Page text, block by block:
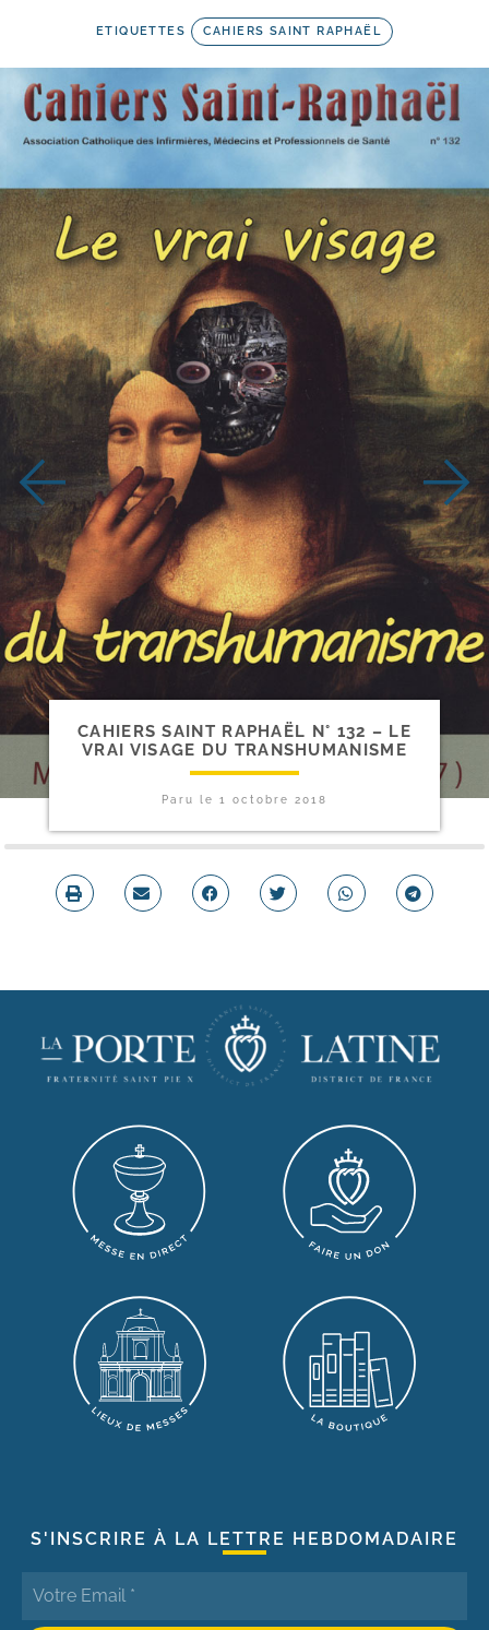
ETIQUETTES CAHIERS SAINT RAPHAËL
CAHIERS SAINT RAPHAËL N° 132 – LE
VRAI VISAGE DU TRANSHUMANISME
Paru le 1 octobre 2018
S'INSCRIRE À LA LETTRE HEBDOMADAIRE